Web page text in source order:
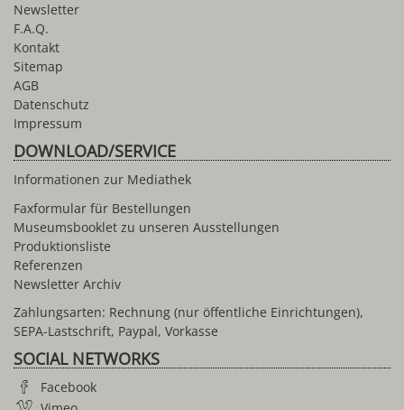
Newsletter
F.A.Q.
Kontakt
Sitemap
AGB
Datenschutz
Impressum
DOWNLOAD/SERVICE
Informationen zur Mediathek
Faxformular für Bestellungen
Museumsbooklet zu unseren Ausstellungen
Produktionsliste
Referenzen
Newsletter Archiv
Zahlungsarten: Rechnung (nur öffentliche Einrichtungen),
SEPA-Lastschrift, Paypal, Vorkasse
SOCIAL NETWORKS
Facebook